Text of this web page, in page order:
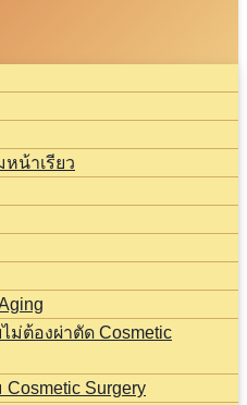
น้าเรียว
ม่ต้องผ่าตัด Cosmetic
Surgery